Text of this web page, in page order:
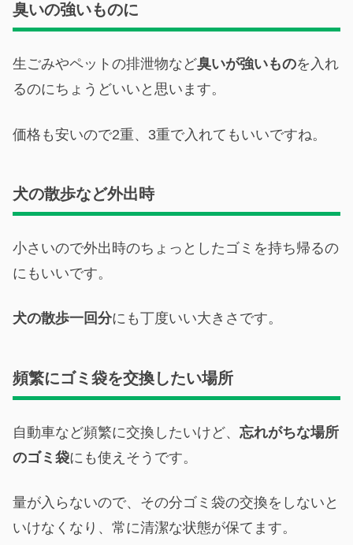
臭いの強いものに
生ごみやペットの排泄物など臭いが強いものを入れ
るのにちょうどいいと思います。
価格も安いので2重、3重で入れてもいいですね。
犬の散歩など外出時
小さいので外出時のちょっとしたゴミを持ち帰るの
にもいいです。
犬の散歩一回分にも丁度いい大きさです。
頻繁にゴミ袋を交換したい場所
自動車など頻繁に交換したいけど、 忘れがちな場所
のゴミ袋にも使えそうです。
量が入らないので、その分ゴミ袋の交換をしないと
いけなくなり、常に清潔な状態が保てます。